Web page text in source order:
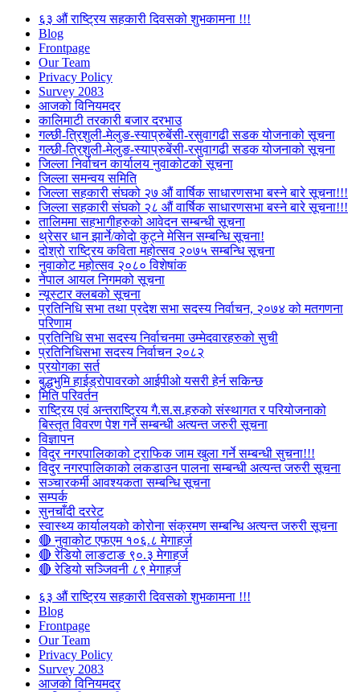
६३ औं राष्ट्रिय सहकारी दिवसको शुभकामना !!!
Blog
Frontpage
Our Team
Privacy Policy
Survey 2083
आजकाे विनियमदर
कालिमाटी तरकारी बजार दरभाउ
गल्छी-त्रिशुली-मेलुङ-स्याप्रुबेंसी-रसुवागढी सडक योजनाको सूचना
गल्छी-त्रिशुली-मेलुङ-स्याप्रुबेंसी-रसुवागढी सडक योजनाको सूचना
जिल्ला निर्वाचन कार्यालय नुवाकोटको सूचना
जिल्ला समन्वय समिति
जिल्ला सहकारी संघको २७ औं वार्षिक साधारणसभा बस्ने बारे सूचना!!!
जिल्ला सहकारी संघको २८ औं वार्षिक साधारणसभा बस्ने बारे सूचना!!!
तालिममा सहभागीहरुको आवेदन सम्बन्धी सूचना
थ्रेसर धान झार्ने/काेदाे कुट्ने मेसिन सम्बन्धि सूचना!
दोश्रो राष्ट्रिय कविता महोत्सव २०७५ सम्बन्धि सूचना
नुवाकोट महोत्सव २०८० विशेषांक
नेपाल आयल निगमको सूचना
न्यूस्टार क्लबको सूचना
प्रतिनिधि सभा तथा प्रदेश सभा सदस्य निर्वाचन, २०७४ को मतगणना
परिणाम
प्रतिनिधि सभा सदस्य निर्वाचनमा उम्मेदवारहरुको सुची
प्रतिनिधिसभा सदस्य निर्वाचन २०८२
प्रयोगका सर्त
बुद्धभुमि हाईड्रोपावरको आईपीओ यसरी हेर्न सकिन्छ
मिति परिवर्तन
राष्ट्रिय एवं अन्तराष्ट्रिय गै.स.स.हरुको संस्थागत र परियोजनाको
बिस्तृत विवरण पेश गर्ने सम्बन्धी अत्यन्त जरुरी सूचना
विज्ञापन
विदुर नगरपालिकाको ट्राफिक जाम खुला गर्ने सम्बन्धी सुचना!!!
विदुर नगरपालिकाको लकडाउन पालना सम्बन्धी अत्यन्त जरुरी सूचना
सञ्चारकर्मी आवश्यकता सम्बन्धि सूचना
सम्पर्क
सुनचाँदी दररेट
स्वास्थ्य कार्यालयको कोरोना संक्रमण सम्बन्धि अत्यन्त जरुरी सूचना
🔴 नुवाकोट एफएम १०६.८ मेगाहर्ज
🔴 रेडियो लाङटाङ ९०.३ मेगाहर्ज
🔴 रेडियो सञ्जिवनी ८९ मेगाहर्ज
६३ औं राष्ट्रिय सहकारी दिवसको शुभकामना !!!
Blog
Frontpage
Our Team
Privacy Policy
Survey 2083
आजकाे विनियमदर